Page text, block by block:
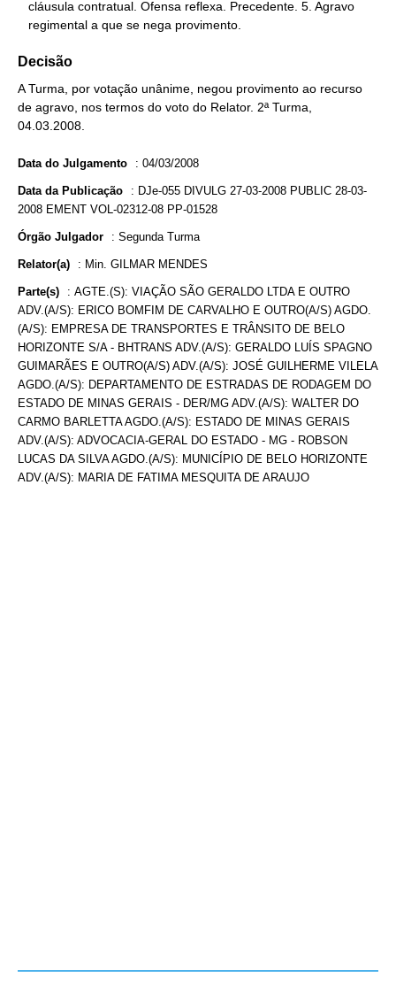
   regimental a que se nega provimento.
Decisão
A Turma, por votação unânime, negou provimento ao recurso
de agravo, nos termos do voto do Relator. 2ª Turma,
04.03.2008.
Data do Julgamento : 04/03/2008
Data da Publicação : DJe-055 DIVULG 27-03-2008 PUBLIC 28-03-
2008 EMENT VOL-02312-08 PP-01528
Órgão Julgador : Segunda Turma
Relator(a) : Min. GILMAR MENDES
Parte(s) : AGTE.(S): VIAÇÃO SÃO GERALDO LTDA E OUTRO
ADV.(A/S): ERICO BOMFIM DE CARVALHO E OUTRO(A/S) AGDO.
(A/S): EMPRESA DE TRANSPORTES E TRÂNSITO DE BELO
HORIZONTE S/A - BHTRANS ADV.(A/S): GERALDO LUÍS SPAGNO
GUIMARÃES E OUTRO(A/S) ADV.(A/S): JOSÉ GUILHERME VILELA
AGDO.(A/S): DEPARTAMENTO DE ESTRADAS DE RODAGEM DO
ESTADO DE MINAS GERAIS - DER/MG ADV.(A/S): WALTER DO
CARMO BARLETTA AGDO.(A/S): ESTADO DE MINAS GERAIS
ADV.(A/S): ADVOCACIA-GERAL DO ESTADO - MG - ROBSON
LUCAS DA SILVA AGDO.(A/S): MUNICÍPIO DE BELO HORIZONTE
ADV.(A/S): MARIA DE FATIMA MESQUITA DE ARAUJO